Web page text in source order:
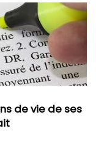
de vie de ses